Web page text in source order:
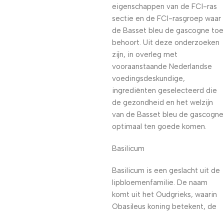
eigenschappen van de FCI-ras
sectie en de FCI-rasgroep waar
de Basset bleu de gascogne toe
behoort. Uit deze onderzoeken
zijn, in overleg met
vooraanstaande Nederlandse
voedingsdeskundige,
ingrediënten geselecteerd die
de gezondheid en het welzijn
van de Basset bleu de gascogne
optimaal ten goede komen.
Basilicum
Basilicum is een geslacht uit de
lipbloemenfamilie. De naam
komt uit het Oudgrieks, waarin
Obasileus koning betekent, de